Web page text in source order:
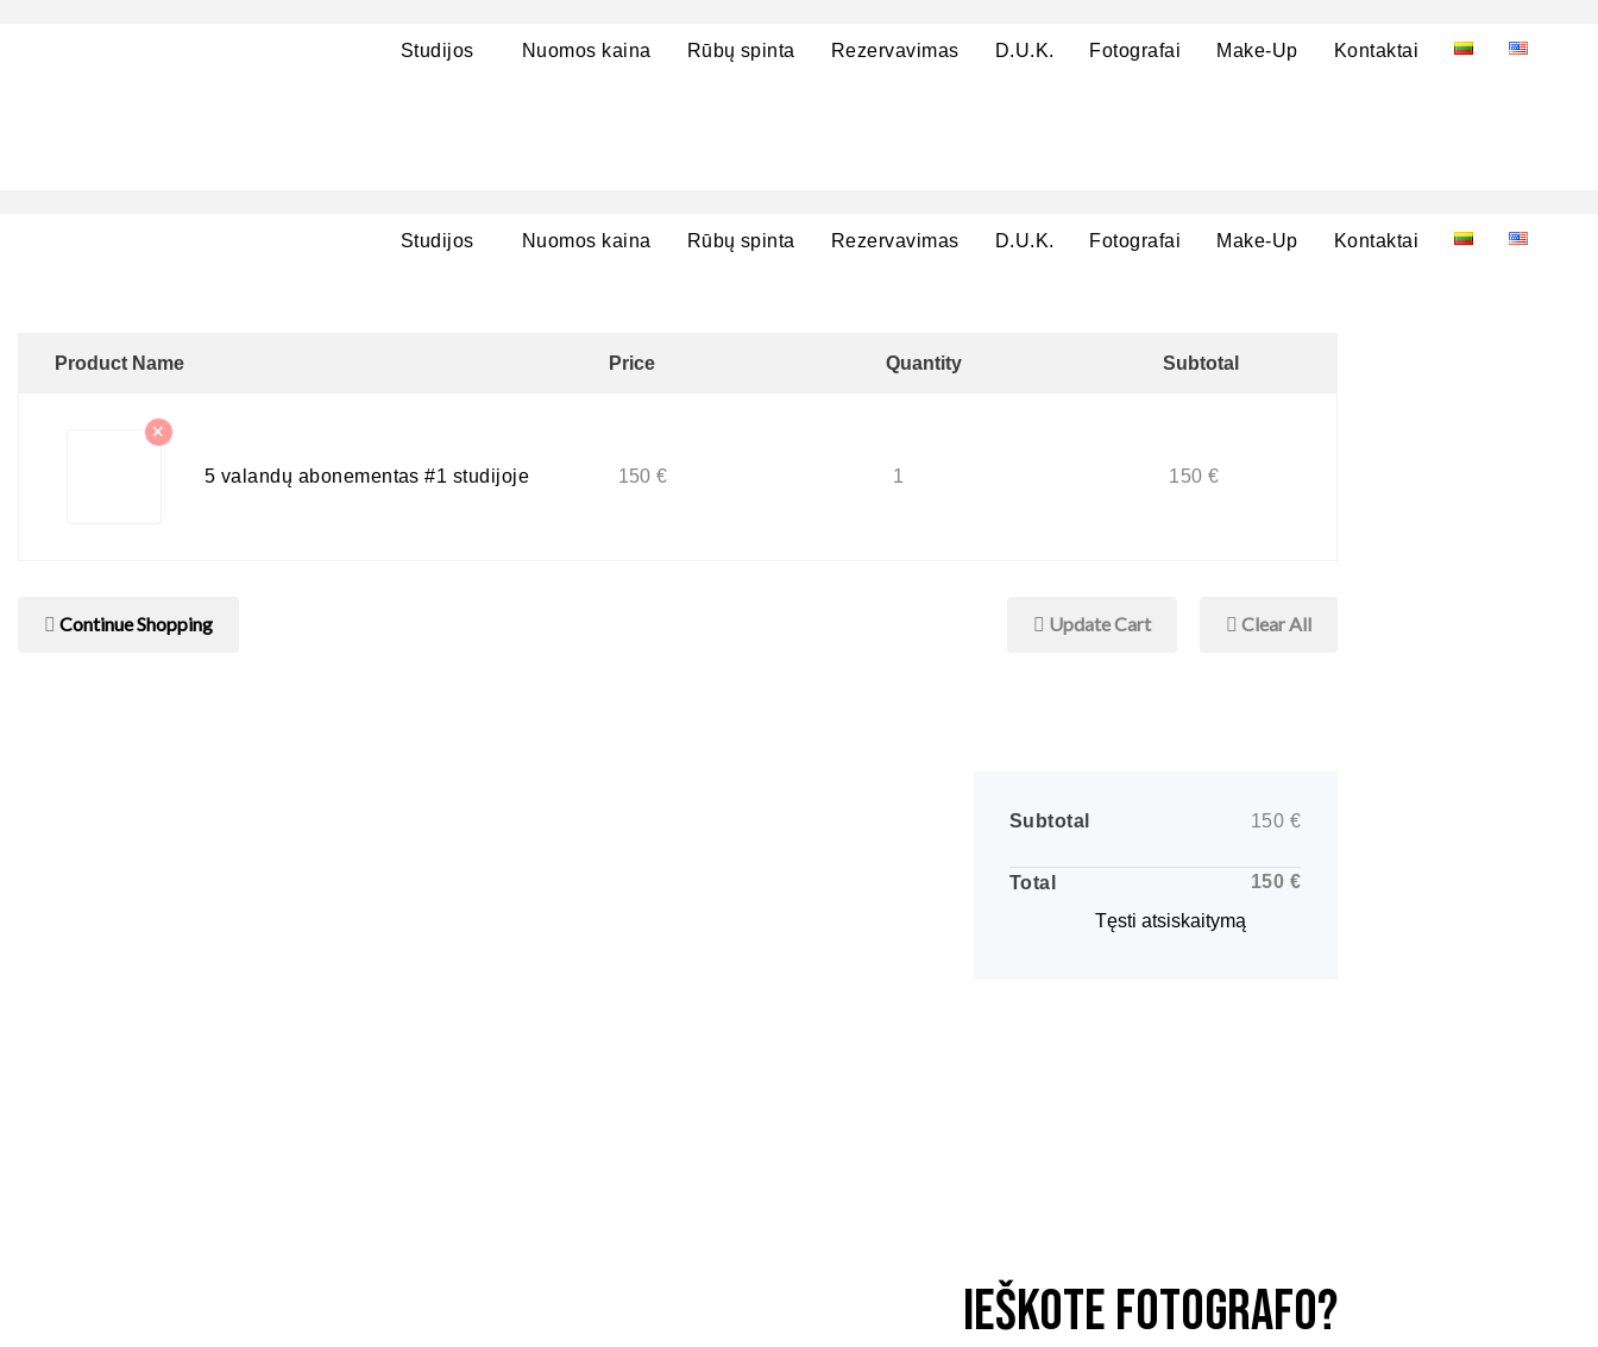
Studijos Nuomos kaina Rūbų spinta Rezervavimas D.U.K. Fotografai Make-Up Kontaktai
Studijos Nuomos kaina Rūbų spinta Rezervavimas D.U.K. Fotografai Make-Up Kontaktai
Product Name Price Quantity Subtotal
5 valandų abonementas #1 studijoje 150€ 1 150 €
Continue Shopping Update Cart Clear All
Subtotal 150 €
Total 150 €
Tęsti atsiskaitymą
Ieškote fotografo?